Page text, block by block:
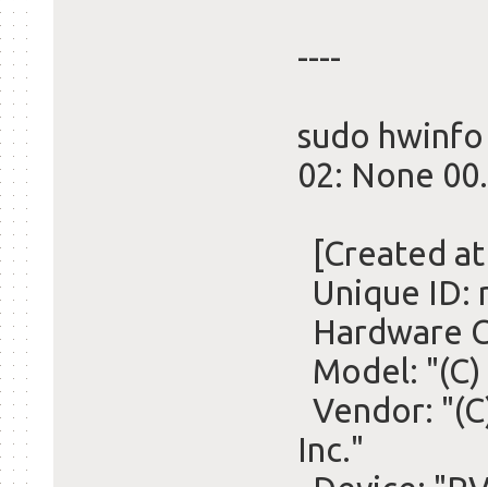
----
sudo
02: None
[Created
Unique ID:
Hardware
Model:
Vendor:
Inc."